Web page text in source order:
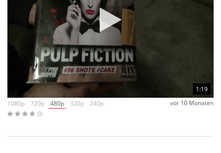
1:19
1080p
720p 480p 320p 240p vor 10 Monaten